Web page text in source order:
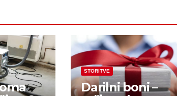
STORITVE
Darilni boni –